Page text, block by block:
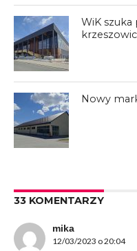
WiK
Nowy
33 KOMENTARZY
mika
12/03/2023 o 20:04